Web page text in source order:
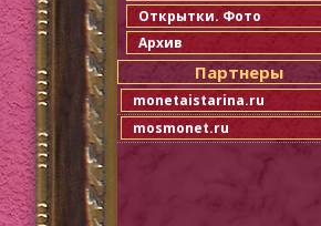
Открытки. Фото
Архив
Партнеры
monetaistarina.ru
mosmonet.ru